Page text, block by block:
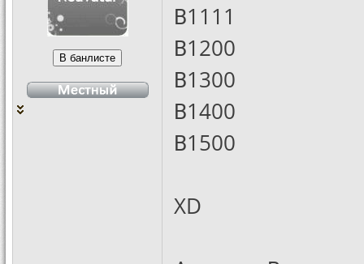
В1111
В1200
В1300
В1400
В1500
XD